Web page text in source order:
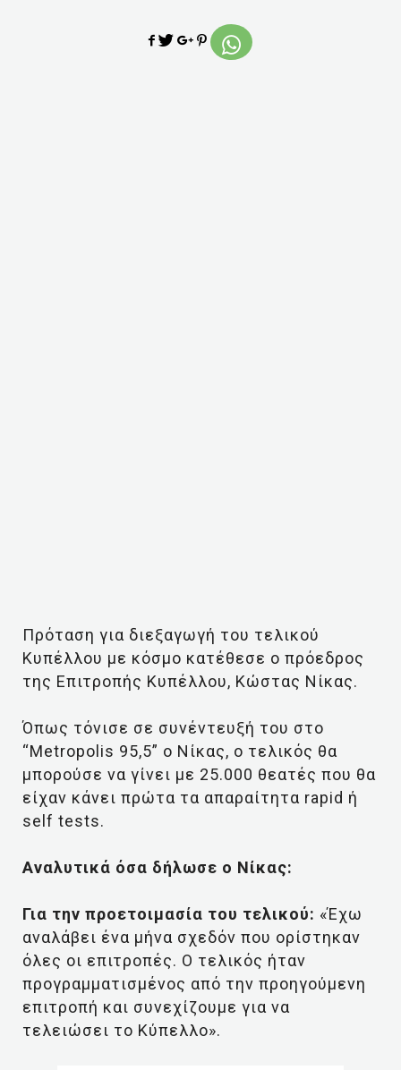
Πρόταση για διεξαγωγή του τελικού
Κυπέλλου με κόσμο κατέθεσε ο πρόεδρος
της Επιτροπής Κυπέλλου, Κώστας Νίκας.
Όπως τόνισε σε συνέντευξή του στο
“Metropolis 95,5” ο Νίκας, ο τελικός θα
μπορούσε να γίνει με 25.000 θεατές που θα
είχαν κάνει πρώτα τα απαραίτητα rapid ή
self tests.
Αναλυτικά όσα δήλωσε ο Νίκας:
Για την προετοιμασία του τελικού: «Έχω
αναλάβει ένα μήνα σχεδόν που ορίστηκαν
όλες οι επιτροπές. Ο τελικός ήταν
προγραμματισμένος από την προηγούμενη
επιτροπή και συνεχίζουμε για να
τελειώσει το Κύπελλο».